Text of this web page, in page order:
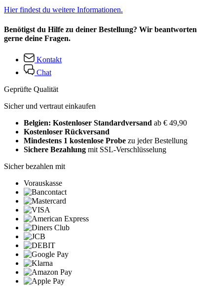
Hier findest du weitere Informationen.
Benötigst du Hilfe zu deiner Bestellung? Wir beantworten
gerne deine Fragen.
Kontakt
Chat
Geprüfte Qualität
Sicher und vertraut einkaufen
Belgien: Kostenloser Standardversand ab € 49,90
Kostenloser Rückversand
Mindestens 1 kostenlose Probe zu jeder Bestellung
Sichere Bezahlung mit SSL-Verschlüsselung
Sicher bezahlen mit
Vorauskasse